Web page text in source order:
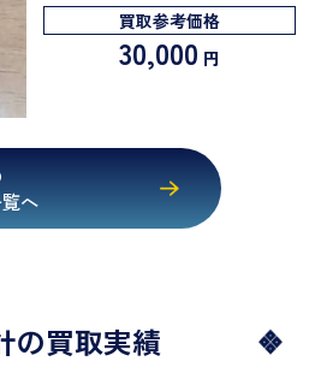
買取参考価格
30,000 円
へ
の買取実績